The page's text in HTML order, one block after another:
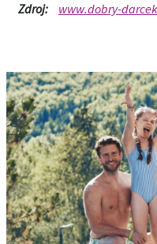
Zdroj: www.dobry-